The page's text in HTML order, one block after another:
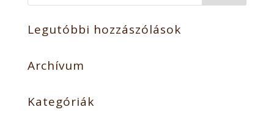
Legutóbbi hozzászólások
Archívum
Kategóriák